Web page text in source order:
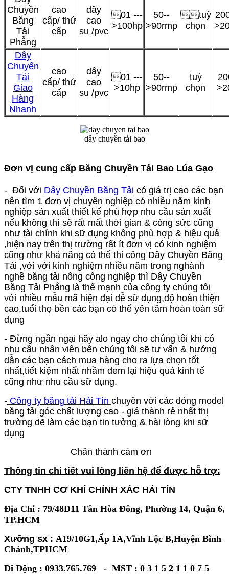
Chuyền
Băng
Tải
Phẳng
cao
cấp/ thứ
cấp
dây
cao
su /pvc
01 ---
>100hp
50--
>90rmp
tuỳ
chọn
Dây
Chuyển
Tải
Giao
Hàng
Nhanh
cao
cấp/ thứ
cấp
dây
cao
su /pvc
01 ---
>10hp
50--
>90rmp
tuỳ
chọn
dây chuyền tải bao
Đơn vị cung cấp Băng Chuyền Tải Bao Lúa Gạo
- Đối với Dây Chuyền Băng Tải có giá trị cao các bạn
nên tìm 1 đơn vị chuyên nghiệp có nhiều năm kinh
nghiệp sản xuất thiết kế phù hợp nhu cầu sản xuất
nếu không thì sẽ rất mất thời gian & công sức cũng
như tài chính khi sữ dụng không phù hợp & hiệu quả
,hiện nay trên thị trường rất ít đơn vị có kinh nghiệm
cũng như khả năng có thể thi công Dây Chuyền Băng
Tải ,với với kinh nghiệm nhiều năm trong nghành
nghề băng tải nông công nghiệp thì Dây Chuyền
Băng Tải Phẳng là thế mạnh của công ty chúng tôi
với nhiều mẫu mã hiện đại dễ sữ dụng,độ hoàn thiện
cao,tuổi thọ bền các bạn có thể yên tâm hoàn toàn sữ
dụng
- Đừng ngần ngại hãy alo ngay cho chúng tôi khi có
nhu cầu nhân viên bên chúng tôi sẽ tư vấn & hướng
dẫn các bạn cách mua hàng cho ra lựa chọn tốt
nhất,tiết kiệm nhất nhầm đem lại hiệu quả kinh tế
cũng như nhu cầu sữ dụng.
- Công ty băng tải Hải Tín chuyên với các dỏng model
băng tải góc chất lượng cao - giá thành rẻ nhất thị
trường dẽ làm các bạn tin tưởng & hài lòng khi sữ
dụng
Chân thành cám ơn
Thông tin chi tiết vui lòng liên hệ để được hỗ trợ:
CTY TNHH CƠ KHÍ CHÍNH XÁC HẢI TÍN
Địa Chỉ : 79/48D11 Tân Hòa Đông, Phường 14, Quận 6,
TP.HCM
Xưỡng sx : A19/10G1,Ấp 1A,Vĩnh Lộc B,Huyện Bình
Chánh,TPHCM
Di Động : 0933.765.769 - MST : 0 3 1 5 2 1 1 0 7 5